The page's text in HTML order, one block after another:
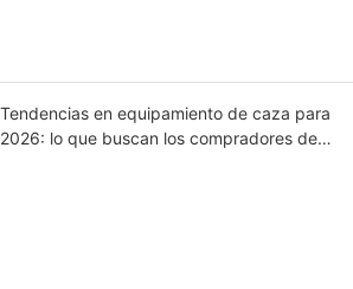
Tendencias en equipamiento de caza para
2026: lo que buscan los compradores de